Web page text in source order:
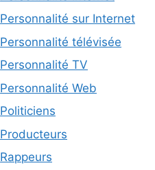
Personnalité sur Internet
Personnalité télévisée
Personnalité TV
Personnalité Web
Politiciens
Producteurs
Rappeurs